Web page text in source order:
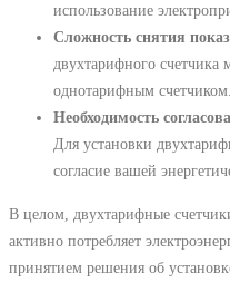
использование
Сложность снятия
двухтарифного счетчика
однотарифным счетчиком.
Необходимость
Для установки
согласие вашей
В целом, двухтарифные
активно потребляет
принятием решения об